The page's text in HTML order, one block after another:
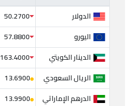
الدولار
50.2700
اليورو
57.8800
الدينار الكويتي
163.4000
الريال السعودي
13.6900
الدرهم الإماراتي
13.9900